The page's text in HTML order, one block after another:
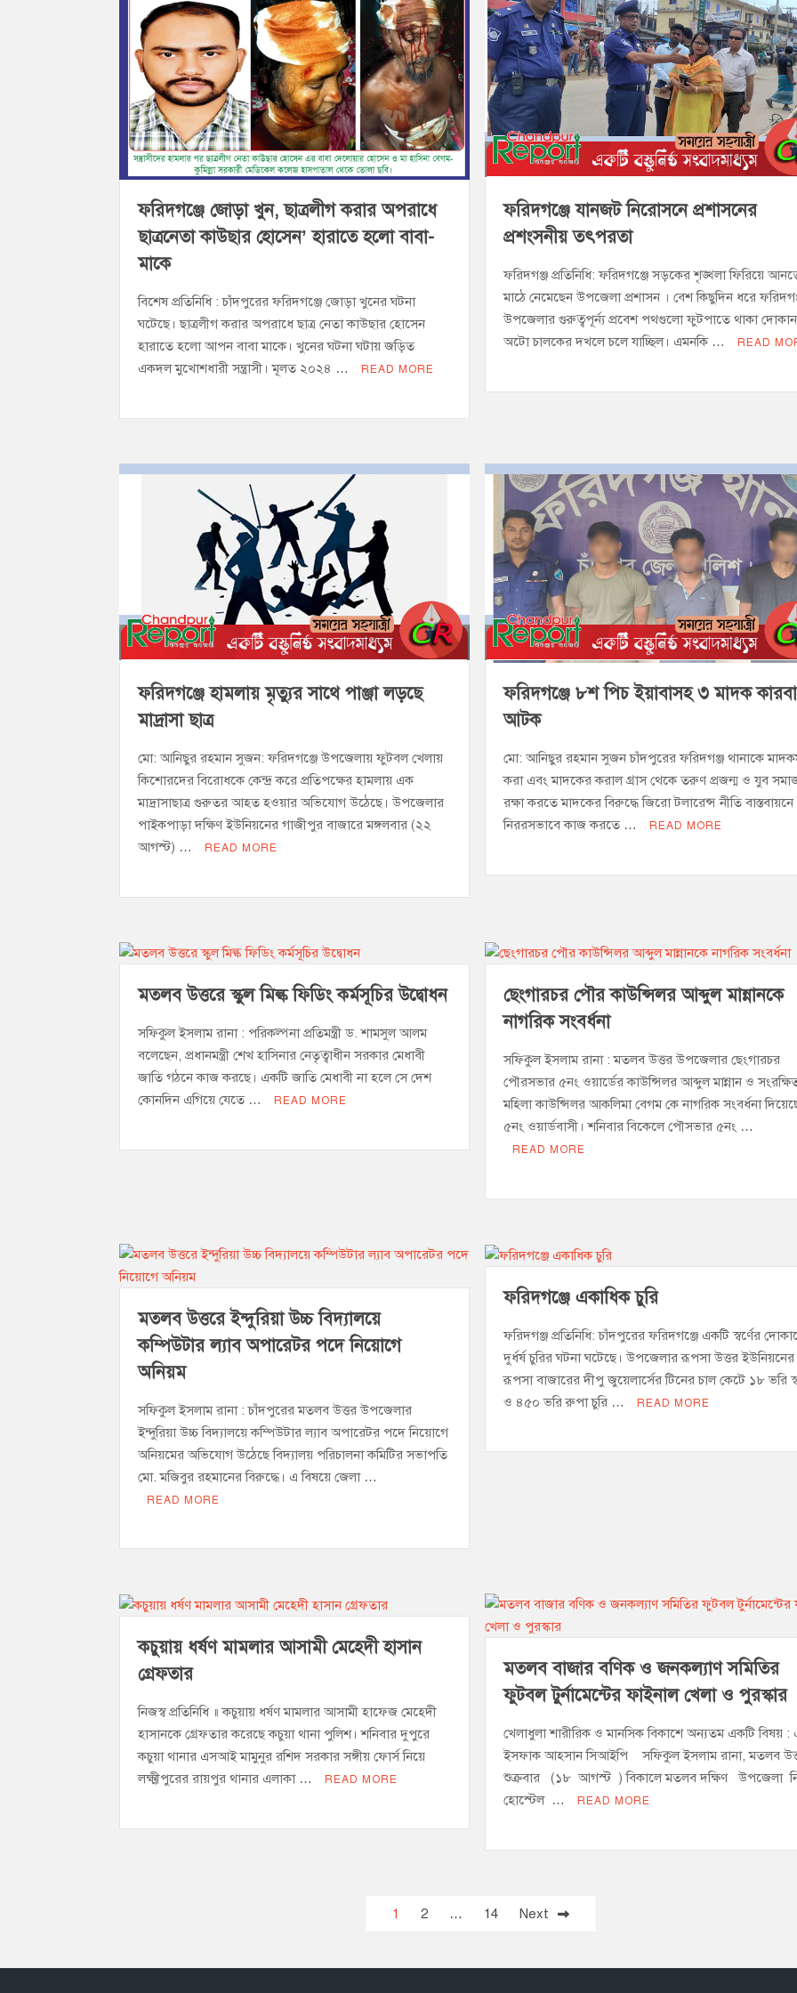
হাজীগঞ্জ ডিগ্রি কলেজ গভীর শ্রদ্ধার সঙ্গে জুলাই গণঅভ্যুত্থানের সকল শহীদকে স্মরণ
হাজীগঞ্জের যুবধারা সমবায় ক্ষুদ্রঋণ পুনরায় চালু করে মানুষের আমানতের টাকা পরিশোধ করা হবে
ফরিদগঞ্জে জোড়া খুন, ছাত্রলীগ করার অপরাধে
ছাত্রনেতা কাউছার হোসেন’ হারাতে হলো বাবা-
মাকে
বিশেষ প্রতিনিধি : চাঁদপুরের ফরিদগঞ্জে জোড়া খুনের ঘটনা
ঘটেছে। ছাত্রলীগ করার অপরাধে ছাত্র নেতা কাউছার হোসেন
হারাতে হলো আপন বাবা মাকে। খুনের ঘটনা ঘটায় জড়িত
একদল মুখোশধারী সন্ত্রাসী। মূলত ২০২৪ …
READ MORE
ফরিদগঞ্জে যানজট নিরোসনে প্রশাসনের
প্রশংসনীয় তৎপরতা
ফরিদগঞ্জ প্রতিনিধি: ফরিদগঞ্জে সড়কের শৃঙ্খলা ফিরিয়ে
মাঠে নেমেছেন উপজেলা প্রশাসন । বেশ কিছুদিন ধরে
উপজেলার গুরুত্বপূর্ন্য প্রবেশ পথগুলো ফুটপাতে থাকা
অটো চালকের দখলে চলে যাচ্ছিল। এমনকি …
READ
ফরিদগঞ্জে হামলায় মৃত্যুর সাথে পাঞ্জা লড়ছে
মাদ্রাসা ছাত্র
মো: আনিছুর রহমান সুজন: ফরিদগঞ্জে উপজেলায় ফুটবল খেলায়
কিশোরদের বিরোধকে কেন্দ্র করে প্রতিপক্ষের হামলায় এক
মাদ্রাসাছাত্র গুরুতর আহত হওয়ার অভিযোগ উঠেছে। উপজেলার
পাইকপাড়া দক্ষিণ ইউনিয়নের গাজীপুর বাজারে মঙ্গলবার (২২
আগস্ট) …
READ MORE
ফরিদগঞ্জে ৮শ পিচ ইয়াবাসহ ৩ মাদক
আটক
মো: আনিছুর রহমান সুজন চাঁদপুরের ফরিদগঞ্জ থানাকে
করা এবং মাদকের করাল গ্রাস থেকে তরুণ প্রজন্ম ও যুব
রক্ষা করতে মাদকের বিরুদ্ধে জিরো টলারেন্স নীতি বাস্তবায়নে
নিররসভাবে কাজ করতে …
READ MORE
মতলব উত্তরে স্কুল মিল্ক ফিডিং কর্মসূচির উদ্বোধন
সফিকুল ইসলাম রানা : পরিকল্পনা প্রতিমন্ত্রী ড. শামসুল আলম
বলেছেন, প্রধানমন্ত্রী শেখ হাসিনার নেতৃত্বাধীন সরকার মেধাবী
জাতি গঠনে কাজ করছে। একটি জাতি মেধাবী না হলে সে দেশ
কোনদিন এগিয়ে যেতে …
READ MORE
ছেংগারচর পৌর কাউন্সিলর আব্দুল মান্নানকে
নাগরিক সংবর্ধনা
সফিকুল ইসলাম রানা : মতলব উত্তর উপজেলার ছেংগারচর
পৌরসভার ৫নং ওয়ার্ডের কাউন্সিলর আব্দুল মান্নান ও
মহিলা কাউন্সিলর আকলিমা বেগম কে নাগরিক সংবর্ধনা
৫নং ওয়ার্ডবাসী। শনিবার বিকেলে পৌসভার ৫নং …
READ MORE
মতলব উত্তরে ইন্দুরিয়া উচ্চ বিদ্যালয়ে
কম্পিউটার ল্যাব অপারেটর পদে নিয়োগে
অনিয়ম
সফিকুল ইসলাম রানা : চাঁদপুরের মতলব উত্তর উপজেলার
ইন্দুরিয়া উচ্চ বিদ্যালয়ে কম্পিউটার ল্যাব অপারেটর পদে নিয়োগে
অনিয়মের অভিযোগ উঠেছে বিদ্যালয় পরিচালনা কমিটির সভাপতি
মো. মজিবুর রহমানের বিরুদ্ধে। এ বিষয়ে জেলা …
READ MORE
ফরিদগঞ্জে একাধিক চুরি
ফরিদগঞ্জ প্রতিনিধি: চাঁদপুরের ফরিদগঞ্জে একটি স্বর্ণের
দুর্ধর্ষ চুরির ঘটনা ঘটেছে। উপজেলার রূপসা উত্তর ইউনিয়নের
রূপসা বাজারের দীপু জুয়েলার্সের টিনের চাল কেটে ১৮ ভরি
ও ৪৫০ ভরি রুপা চুরি …
READ MORE
কচুয়ায় ধর্ষণ মামলার আসামী মেহেদী হাসান
গ্রেফতার
নিজস্ব প্রতিনিধি ॥ কচুয়ায় ধর্ষণ মামলার আসামী হাফেজ মেহেদী
হাসানকে গ্রেফতার করেছে কচুয়া থানা পুলিশ। শনিবার দুপুরে
কচুয়া থানার এসআই মামুনুর রশিদ সরকার সঙ্গীয় ফোর্স নিয়ে
লক্ষ্মীপুরের রায়পুর থানার এলাকা …
READ MORE
মতলব বাজার বণিক ও জনকল্যাণ সমিতির
ফুটবল টুর্নামেন্টের ফাইনাল খেলা ও পুরস্কার
খেলাধুলা শারীরিক ও মানসিক বিকাশে অন্যতম একটি বিষয় :
ইসফাক আহসান সিআইপি সফিকুল ইসলাম রানা, মতলব
শুক্রবার (১৮ আগস্ট ) বিকালে মতলব দক্ষিণ উপজেলা
হোস্টেল …
READ MORE
1 2 … 14 Next